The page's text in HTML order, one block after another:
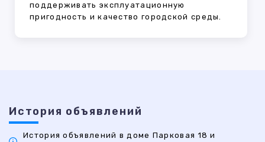
поддерживать эксплуатационную
пригодность и качество городской среды.
История объявлений
История объявлений в доме Парковая 18 и